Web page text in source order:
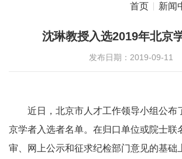
首页 新闻
沈琳教授入选2019年北京
发布日期：2019-09-11
近日，北京市人才工作领导小组公布
京学者入选者名单。在归口单位或院士联
审、网上公示和征求纪检部门意见的基础